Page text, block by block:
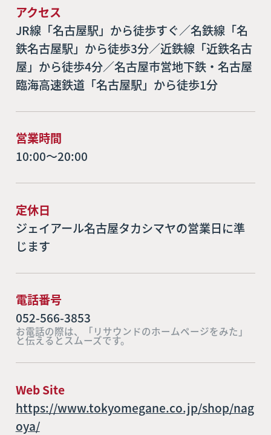
アクセス
JR線「名古屋駅」から徒歩すぐ／名鉄線「名
鉄名古屋駅」から徒歩3分／近鉄線「近鉄名古
屋」から徒歩4分／名古屋市営地下鉄・名古屋
臨海高速鉄道「名古屋駅」から徒歩1分
営業時間
10:00～20:00
定休日
ジェイアール名古屋タカシマヤの営業日に準
じます
電話番号
052-566-3853
お電話の際は、「リサウンドのホームページをみた」
と伝えるとスムーズです。
Web Site
https://www.tokyomegane.co.jp/shop/nag
oya/